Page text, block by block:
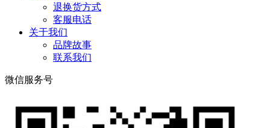
退换货方式
客服电话
关于我们
品牌故事
联系我们
微信服务号